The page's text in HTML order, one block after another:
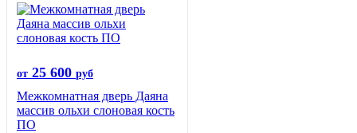
от 25 600 руб
Межкомнатная дверь Даяна
массив ольхи слоновая кость
ПО